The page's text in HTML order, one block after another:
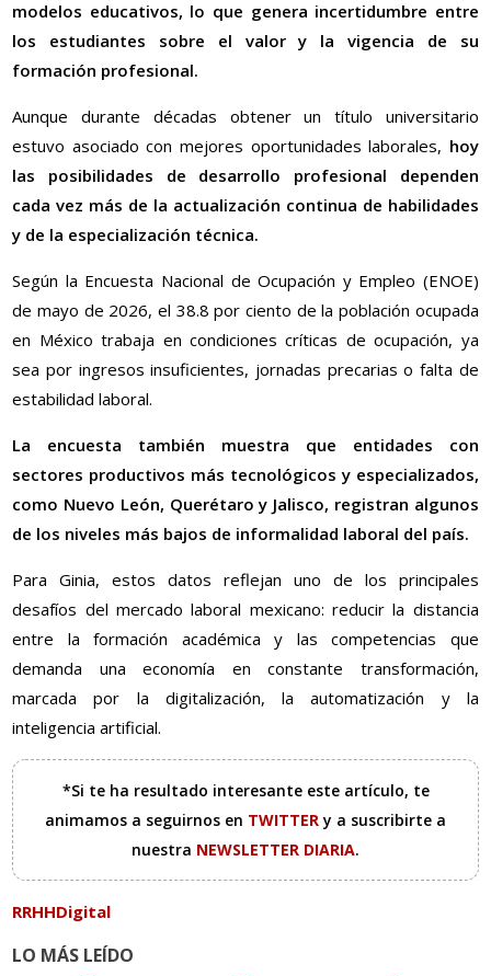
modelos educativos, lo que genera incertidumbre entre
los estudiantes sobre el valor y la vigencia de su
formación profesional.
Aunque durante décadas obtener un título universitario
estuvo asociado con mejores oportunidades laborales, hoy
las posibilidades de desarrollo profesional dependen
cada vez más de la actualización continua de habilidades
y de la especialización técnica.
Según la Encuesta Nacional de Ocupación y Empleo (ENOE)
de mayo de 2026, el 38.8 por ciento de la población ocupada
en México trabaja en condiciones críticas de ocupación, ya
sea por ingresos insuficientes, jornadas precarias o falta de
estabilidad laboral.
La encuesta también muestra que entidades con
sectores productivos más tecnológicos y especializados,
como Nuevo León, Querétaro y Jalisco, registran algunos
de los niveles más bajos de informalidad laboral del país.
Para Ginia, estos datos reflejan uno de los principales
desafíos del mercado laboral mexicano: reducir la distancia
entre la formación académica y las competencias que
demanda una economía en constante transformación,
marcada por la digitalización, la automatización y la
inteligencia artificial.
*Si te ha resultado interesante este artículo, te
animamos a seguirnos en TWITTERy a suscribirte a
nuestra NEWSLETTER DIARIA.
RRHHDigital
LO MÁS LEÍDO